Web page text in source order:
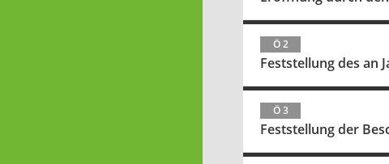
Ö 2
Feststellung des an
Ö 3
Feststellung der